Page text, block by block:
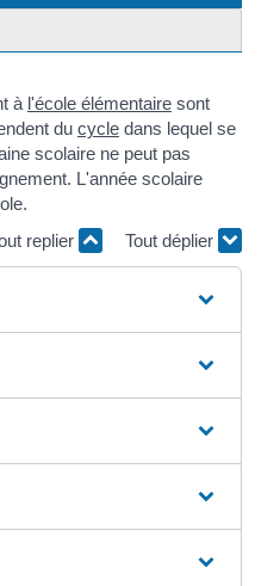
à l'école élémentaire sont
du cycle dans lequel se
scolaire ne peut pas
L'année scolaire
replier
Tout déplier